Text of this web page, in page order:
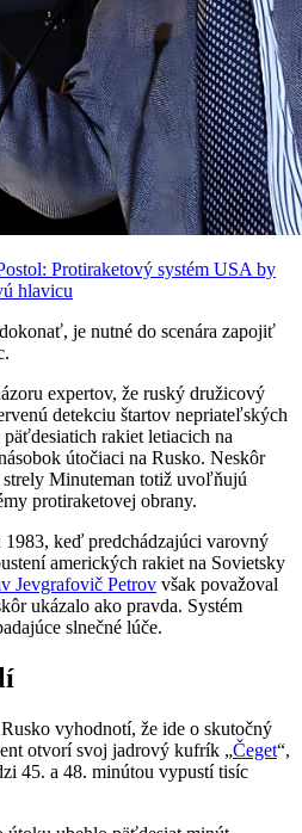
Protiraketový systém USA by
hlavicu
je nutné do scenára zapojiť
expertov, že ruský družicový
detekciu štartov nepriateľských
rakiet letiacich na
útočiaci na Rusko. Neskôr
Minuteman totiž uvoľňujú
protiraketovej obrany.
keď predchádzajúci varovný
amerických rakiet na Sovietsky
Jevgrafovič Petrov však považoval
ukázalo ako pravda. Systém
slnečné lúče.
vyhodnotí, že ide o skutočný
otvorí svoj jadrový kufrík „Čeget“,
45. a 48. minútou vypustí tisíc